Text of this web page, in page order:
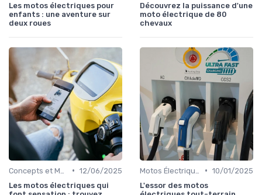
Les motos électriques pour
enfants : une aventure sur
deux roues
Découvrez la puissance d'une
moto électrique de 80
chevaux
• 12/06/2025
Les motos électriques qui
• 10/01/2025
L'essor des motos